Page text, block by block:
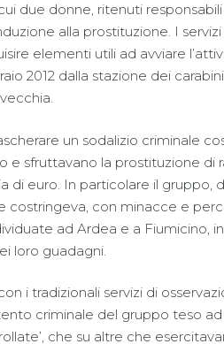
due donne, ritenuti
alla prostituzione. I
elementi utili ad avviare
2012 dalla stazione dei
un sodalizio criminale
sfruttavano la prostituzione di
di euro. In particolare il
costringeva, con minacce e
ad Ardea e a Fiumicino,
loro guadagni.
i tradizionali servizi di
criminale del gruppo teso
che su altre che